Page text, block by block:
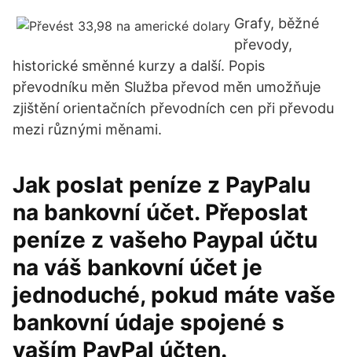
Grafy, běžné
převody,
historické směnné kurzy a další. Popis
převodníku měn Služba převod měn umožňuje
zjištění orientačních převodních cen při převodu
mezi různými měnami.
Jak poslat peníze z PayPalu
na bankovní účet. Přeposlat
peníze z vašeho Paypal účtu
na váš bankovní účet je
jednoduché, pokud máte vaše
bankovní údaje spojené s
vaším PayPal účten.